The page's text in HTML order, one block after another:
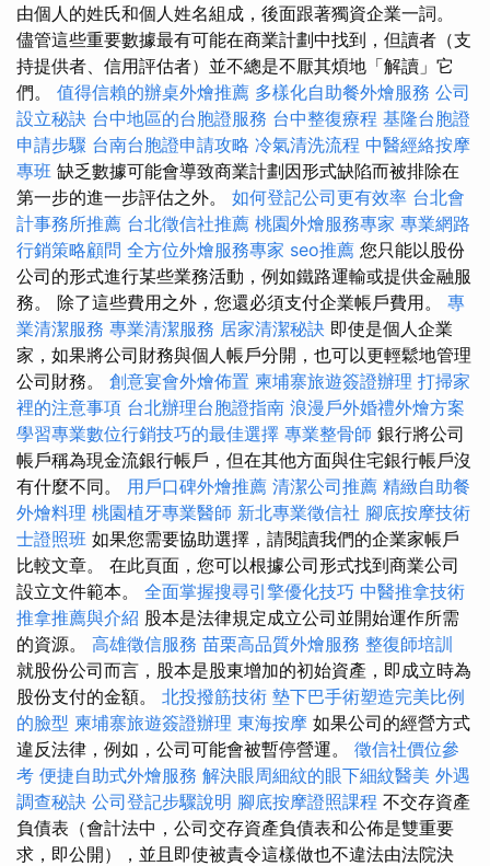
由個人的姓氏和個人姓名組成，後面跟著獨資企業一詞。
儘管這些重要數據最有可能在商業計劃中找到，但讀者（支
持提供者、信用評估者）並不總是不厭其煩地「解讀」它
們。 值得信賴的辦桌外燴推薦 多樣化自助餐外燴服務 公司
設立秘訣 台中地區的台胞證服務 台中整復療程 基隆台胞證
申請步驟 台南台胞證申請攻略 冷氣清洗流程 中醫經絡按摩
專班 缺乏數據可能會導致商業計劃因形式缺陷而被排除在
第一步的進一步評估之外。 如何登記公司更有效率 台北會
計事務所推薦 台北徵信社推薦 桃園外燴服務專家 專業網路
行銷策略顧問 全方位外燴服務專家 seo推薦 您只能以股份
公司的形式進行某些業務活動，例如鐵路運輸或提供金融服
務。 除了這些費用之外，您還必須支付企業帳戶費用。 專
業清潔服務 專業清潔服務 居家清潔秘訣 即使是個人企業
家，如果將公司財務與個人帳戶分開，也可以更輕鬆地管理
公司財務。 創意宴會外燴佈置 柬埔寨旅遊簽證辦理 打掃家
裡的注意事項 台北辦理台胞證指南 浪漫戶外婚禮外燴方案
學習專業數位行銷技巧的最佳選擇 專業整骨師 銀行將公司
帳戶稱為現金流銀行帳戶，但在其他方面與住宅銀行帳戶沒
有什麼不同。 用戶口碑外燴推薦 清潔公司推薦 精緻自助餐
外燴料理 桃園植牙專業醫師 新北專業徵信社 腳底按摩技術
士證照班 如果您需要協助選擇，請閱讀我們的企業家帳戶
比較文章。 在此頁面，您可以根據公司形式找到商業公司
設立文件範本。 全面掌握搜尋引擎優化技巧 中醫推拿技術
推拿推薦與介紹 股本是法律規定成立公司並開始運作所需
的資源。 高雄徵信服務 苗栗高品質外燴服務 整復師培訓
就股份公司而言，股本是股東增加的初始資產，即成立時為
股份支付的金額。 北投撥筋技術 墊下巴手術塑造完美比例
的臉型 柬埔寨旅遊簽證辦理 東海按摩 如果公司的經營方式
違反法律，例如，公司可能會被暫停營運。 徵信社價位參
考 便捷自助式外燴服務 解決眼周細紋的眼下細紋醫美 外遇
調查秘訣 公司登記步驟說明 腳底按摩證照課程 不交存資產
負債表（會計法中，公司交存資產負債表和公佈是雙重要
求，即公開），並且即使被責令這樣做也不違法由法院決